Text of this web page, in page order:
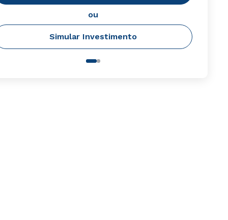
ou
Simular Investimento